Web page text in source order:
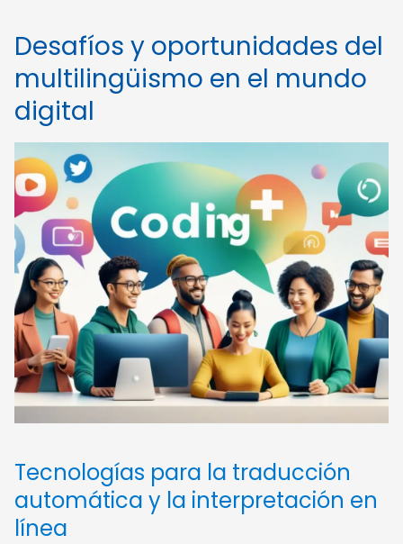
Desafíos y oportunidades del
multilingüismo en el mundo
digital
Tecnologías para la traducción
automática y la interpretación en
línea